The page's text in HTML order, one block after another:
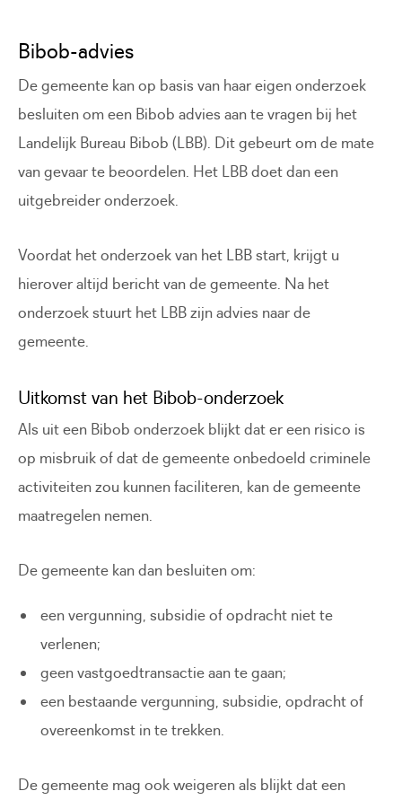
Bibob-advies
De gemeente kan op basis van haar eigen onderzoek
besluiten om een Bibob advies aan te vragen bij het
Landelijk Bureau Bibob (LBB). Dit gebeurt om de mate
van gevaar te beoordelen. Het LBB doet dan een
uitgebreider onderzoek.
Voordat het onderzoek van het LBB start, krijgt u
hierover altijd bericht van de gemeente. Na het
onderzoek stuurt het LBB zijn advies naar de
gemeente.
Uitkomst van het Bibob-onderzoek
Als uit een Bibob onderzoek blijkt dat er een risico is
op misbruik of dat de gemeente onbedoeld criminele
activiteiten zou kunnen faciliteren, kan de gemeente
maatregelen nemen.
De gemeente kan dan besluiten om:
een vergunning, subsidie of opdracht niet te
verlenen;
geen vastgoedtransactie aan te gaan;
een bestaande vergunning, subsidie, opdracht of
overeenkomst in te trekken.
De gemeente mag ook weigeren als blijkt dat een